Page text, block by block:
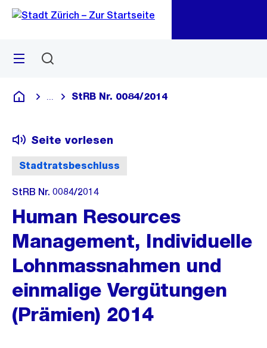
Navigation
Sprunglink
Menü
Deutsch
Blende alle Breadcrumbs ein
StRB Nr. 0084/2014
Stadtratsbeschluss
Seite vorlesen
StRB Nr. 0084/2014
Human Resources
Management, Individuelle
Lohnmassnahmen und
einmalige Vergütungen
(Prämien) 2014